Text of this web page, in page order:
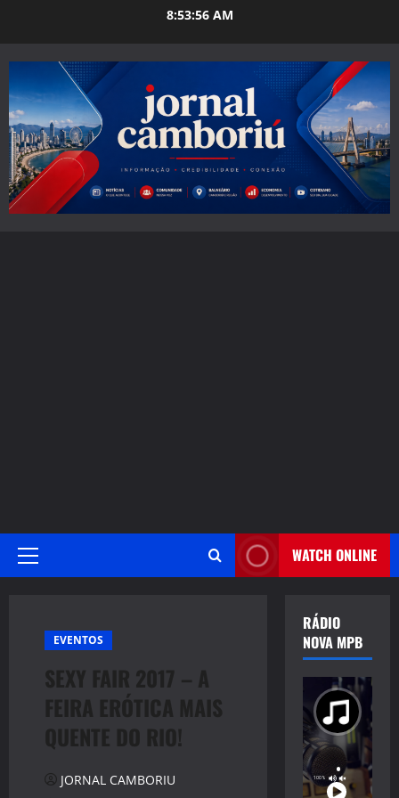
8:53:57 AM
Primary
WATCH ONLINE
EVENTOS
SEXY FAIR 2017 – A
FEIRA ERÓTICA MAIS
QUENTE DO RIO!
JORNAL CAMBORIU
RÁDIO
NOVA MPB